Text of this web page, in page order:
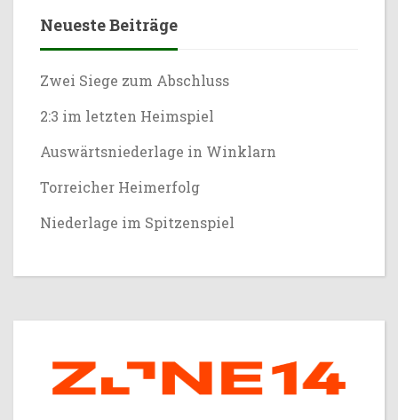
Neueste Beiträge
Zwei Siege zum Abschluss
2:3 im letzten Heimspiel
Auswärtsniederlage in Winklarn
Torreicher Heimerfolg
Niederlage im Spitzenspiel